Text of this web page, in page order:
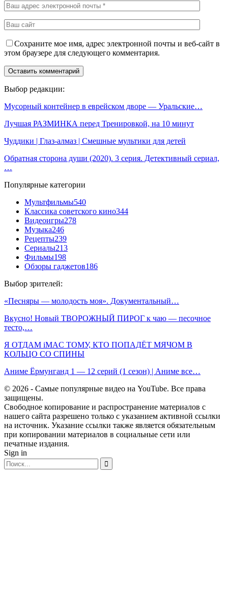
Сохраните мое имя, адрес электронной почты и веб-сайт в
этом браузере для следующего комментария.
Выбор редакции:
Мусорный контейнер в еврейском дворе — Уральские…
Лучшая РАЗМИНКА перед Тренировкой, на 10 минут
Чуддики | Глаз-алмаз | Смешные мультики для детей
Обратная сторона души (2020). 3 серия. Детективный сериал,
…
Популярные категории
Мультфильмы540
Классика советского кино344
Видеоигры278
Музыка246
Рецепты239
Сериалы213
Фильмы198
Обзоры гаджетов186
Выбор зрителей:
«Песняры — молодость моя». Документальный…
Вкусно! Новый ТВОРОЖНЫЙ ПИРОГ к чаю — песочное
тесто,…
Я ОТДАМ iMAC ТОМУ, КТО ПОПАДЁТ МЯЧОМ В
КОЛЬЦО СО СПИНЫ
Аниме Ёрмунганд 1 — 12 серий (1 сезон) | Аниме все…
© 2026 - Самые популярные видео на YouTube. Все права
защищены.
Свободное копирование и распространение материалов с
нашего сайта разрешено только с указанием активной ссылки
на источник. Указание ссылки также является обязательным
при копировании материалов в социальные сети или
печатные издания.
Sign in